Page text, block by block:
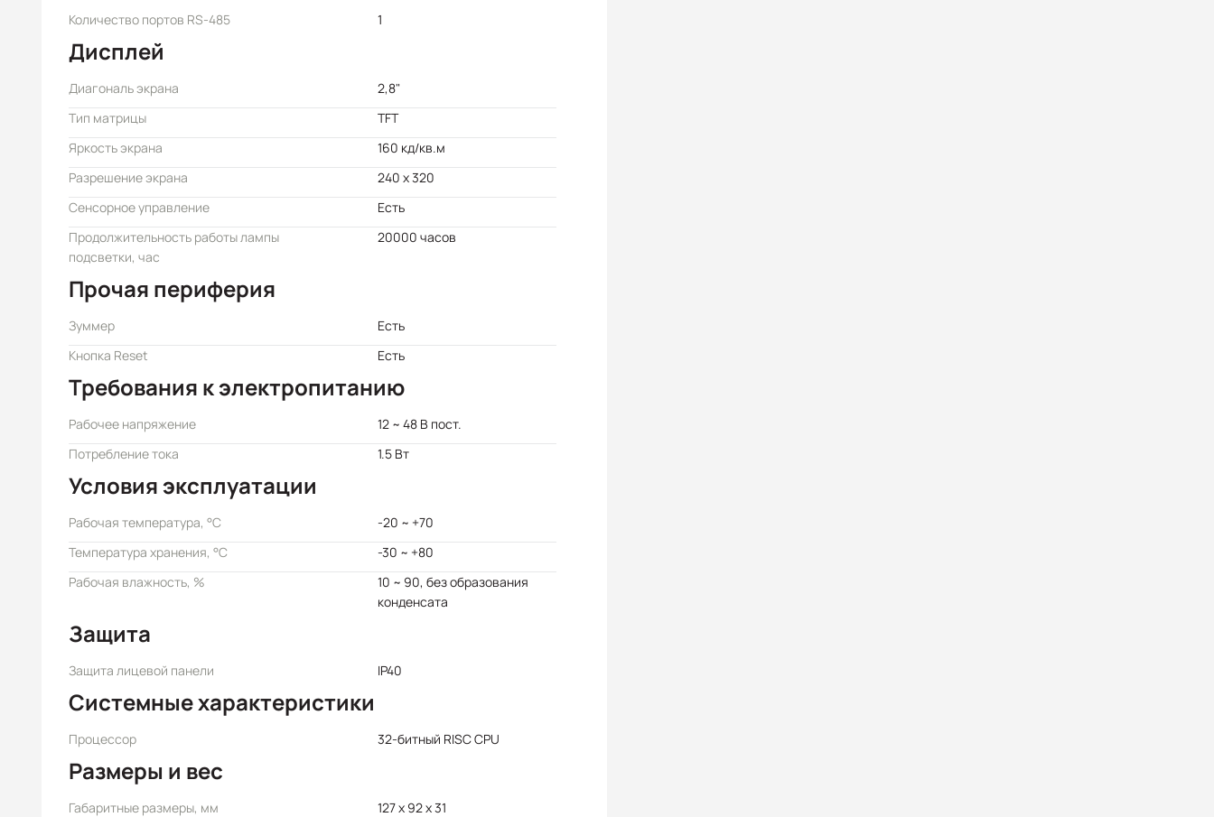
Количество портов RS-485 1
Дисплей
Диагональ экрана
2,8"
Тип матрицы
TFT
Яркость экрана
160 кд/кв.м
Разрешение экрана
240 x 320
Сенсорное управление
Есть
Продолжительность работы лампы
подсветки, час
20000 часов
Прочая периферия
Зуммер
Есть
Кнопка Reset
Есть
Требования к электропитанию
Рабочее напряжение
12 ~ 48 В пост.
Потребление тока
1.5 Вт
Условия эксплуатации
Рабочая температура, °C
-20 ~ +70
Температура хранения, °C
-30 ~ +80
Рабочая влажность, %
10 ~ 90, без образования
конденсата
Защита
Защита лицевой панели IP40
Системные характеристики
Процессор 32-битный RISC CPU
Размеры и вес
Габаритные размеры, мм 127 x 92 x 31